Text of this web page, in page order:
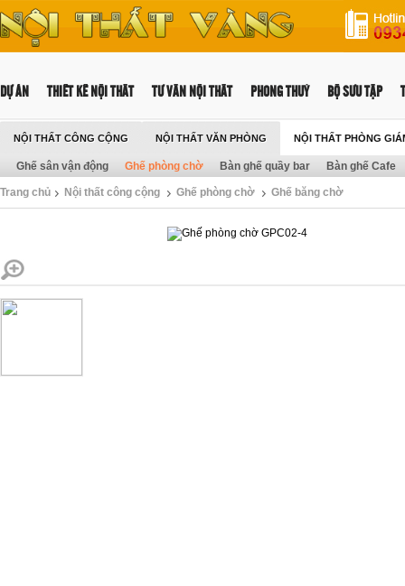
DỰ ÁN THIẾT KẾ NỘI THẤT TƯ VẤN NỘI THẤT PHONG THUỶ BỘ SƯU TẬP
NỘI THẤT CÔNG CỘNG NỘI THẤT VĂN PHÒNG NỘI THẤT PHÒNG
NỘI THẤT TRƯỜNG HỌC
Ghế sân vận động Ghế phòng chờ Bàn ghế quầy bar Bàn ghế Cafe
Trang chủ Nội thất công cộng Ghế phòng chờ Ghế băng chờ